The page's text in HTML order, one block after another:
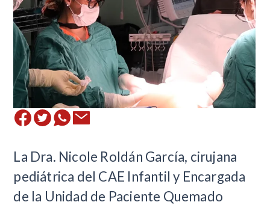
​La Dra. Nicole Roldán García, cirujana
pediátrica del CAE Infantil y Encargada
de la Unidad de Paciente Quemado